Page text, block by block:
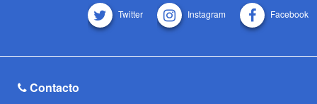
Twitter Instagram Facebook
Contacto